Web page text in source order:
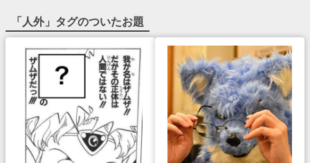
「 人外」タグのついたお題